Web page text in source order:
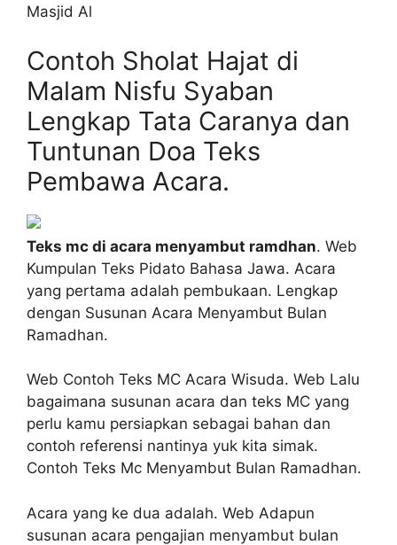
Masjid Al
Contoh Sholat Hajat di
Malam Nisfu Syaban
Lengkap Tata Caranya dan
Tuntunan Doa Teks
Pembawa Acara.
Teks mc di acara menyambut ramdhan. Web
Kumpulan Teks Pidato Bahasa Jawa. Acara
yang pertama adalah pembukaan. Lengkap
dengan Susunan Acara Menyambut Bulan
Ramadhan.
Web Contoh Teks MC Acara Wisuda. Web Lalu
bagaimana susunan acara dan teks MC yang
perlu kamu persiapkan sebagai bahan dan
contoh referensi nantinya yuk kita simak.
Contoh Teks Mc Menyambut Bulan Ramadhan.
Acara yang ke dua adalah. Web Adapun
susunan acara pengajian menyambut bulan